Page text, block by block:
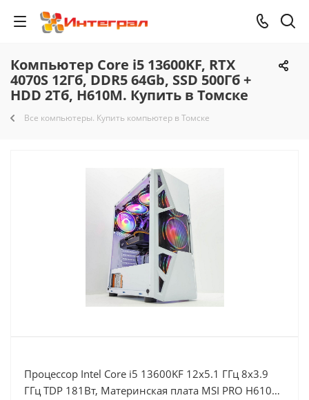
Компьютер Core i5 13600KF, RTX
4070S 12Гб, DDR5 64Gb, SSD 500Гб +
HDD 2Тб, H610M. Купить в Томске
Все компьютеры. Купить компьютер в Томске
Процессор Intel Core i5 13600KF 12x5.1 ГГц 8x3.9
ГГц TDP 181Вт, Материнская плата MSI PRO H610M-